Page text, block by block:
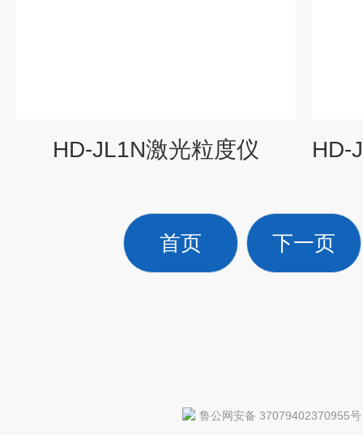
HD-JL1N激光粒度仪
首页 下一页
鲁公网安备 37079402370955号